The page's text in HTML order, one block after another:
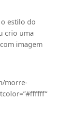
estilo do
crio uma
imagem
morre-